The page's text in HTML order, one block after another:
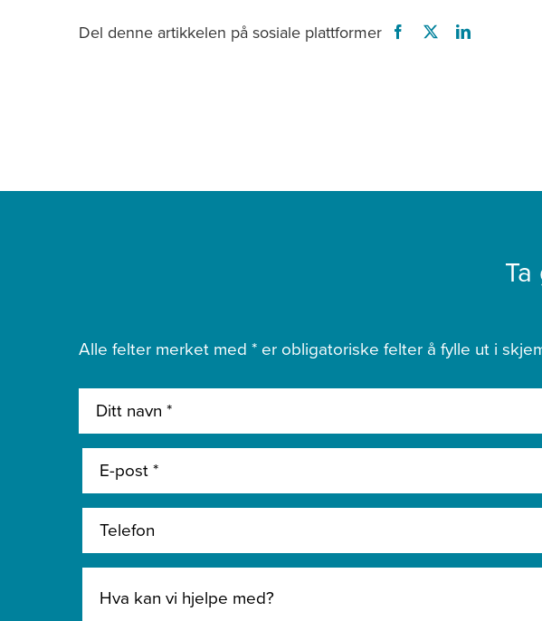
Del denne artikkelen på sosiale plattformer
Alle felter merket med * er obligatoriske felter å fylle ut i